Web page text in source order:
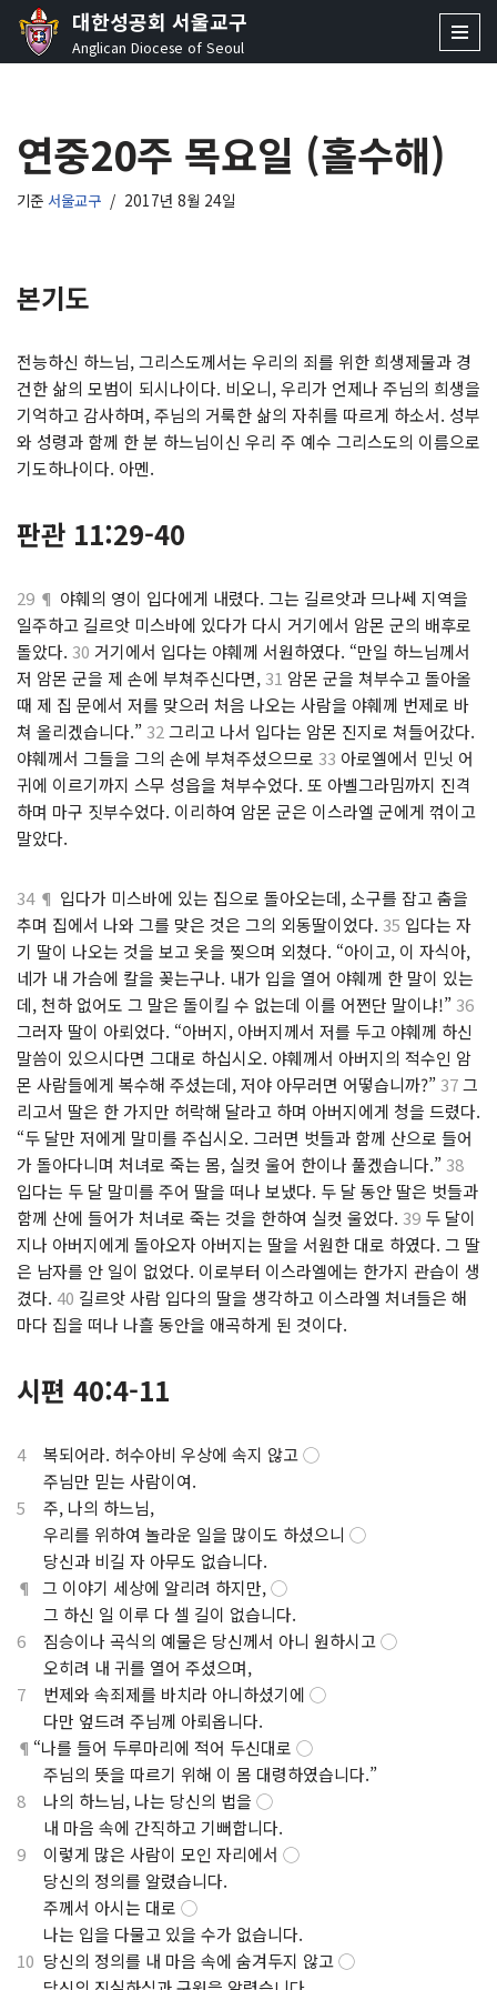
콘
로
건
너
대한성공회 서울교구
Anglican Diocese of Seoul
연중20주 목요일 (홀수해)
기준 서울교구 2017년 8월 24일
본기도
전능하신 하느님, 그리스도께서는 우리의 죄를 위한 희생제물과 경
건한 삶의 모범이 되시나이다. 비오니, 우리가 언제나 주님의 희생을
기억하고 감사하며, 주님의 거룩한 삶의 자취를 따르게 하소서. 성부
와 성령과 함께 한 분 하느님이신 우리 주 예수 그리스도의 이름으로
기도하나이다. 아멘.
판관 11:29-40
29 ¶ 야훼의 영이 입다에게 내렸다. 그는 길르앗과 므나쎄 지역을
일주하고 길르앗 미스바에 있다가 다시 거기에서 암몬 군의 배후로
돌았다. 30 거기에서 입다는 야훼께 서원하였다. “만일 하느님께서
저 암몬 군을 제 손에 부쳐주신다면,31 암몬 군을 쳐부수고 돌아올
때 제 집 문에서 저를 맞으러 처음 나오는 사람을 야훼께 번제로 바
쳐 올리겠습니다.”32 그리고 나서 입다는 암몬 진지로 쳐들어갔다.
야훼께서 그들을 그의 손에 부쳐주셨으므로 33 아로엘에서 민닛 어
귀에 이르기까지 스무 성읍을 쳐부수었다. 또 아벨그라밈까지 진격
하며 마구 짓부수었다. 이리하여 암몬 군은 이스라엘 군에게 꺾이고
말았다.
34 ¶ 입다가 미스바에 있는 집으로 돌아오는데, 소구를 잡고 춤을
추며 집에서 나와 그를 맞은 것은 그의 외동딸이었다. 35 입다는 자
기 딸이 나오는 것을 보고 옷을 찢으며 외쳤다. “아이고, 이 자식아,
네가 내 가슴에 칼을 꽂는구나. 내가 입을 열어 야훼께 한 말이 있는
데, 천하 없어도 그 말은 돌이킬 수 없는데 이를 어쩐단 말이냐!”36
그러자 딸이 아뢰었다. “아버지, 아버지께서 저를 두고 야훼께 하신
말씀이 있으시다면 그대로 하십시오. 야훼께서 아버지의 적수인 암
몬 사람들에게 복수해 주셨는데, 저야 아무러면 어떻습니까?”37그
리고서 딸은 한 가지만 허락해 달라고 하며 아버지에게 청을 드렸다.
“두 달만 저에게 말미를 주십시오. 그러면 벗들과 함께 산으로 들어
가 돌아다니며 처녀로 죽는 몸, 실컷 울어 한이나 풀겠습니다.”38
입다는 두 달 말미를 주어 딸을 떠나 보냈다. 두 달 동안 딸은 벗들과
함께 산에 들어가 처녀로 죽는 것을 한하여 실컷 울었다. 39 두 달이
지나 아버지에게 돌아오자 아버지는 딸을 서원한 대로 하였다. 그 딸
은 남자를 안 일이 없었다. 이로부터 이스라엘에는 한가지 관습이 생
겼다. 40 길르앗 사람 입다의 딸을 생각하고 이스라엘 처녀들은 해
마다 집을 떠나 나흘 동안을 애곡하게 된 것이다.
시편 40:4-11
4복되어라. 허수아비 우상에 속지 않고◯
주님만 믿는 사람이여.
5 주, 나의 하느님,
우리를 위하여 놀라운 일을 많이도 하셨으니 ◯
당신과 비길 자 아무도 없습니다.
¶ 그 이야기 세상에 알리려 하지만,◯
그 하신 일 이루 다 셀 길이 없습니다.
6 짐승이나 곡식의 예물은 당신께서 아니 원하시고◯
오히려 내 귀를 열어 주셨으며,
7 번제와 속죄제를 바치라 아니하셨기에 ◯
다만 엎드려 주님께 아뢰옵니다.
¶ “나를 들어 두루마리에 적어 두신대로 ◯
주님의 뜻을 따르기 위해 이 몸 대령하였습니다.”
8 나의 하느님, 나는 당신의 법을 ◯
내 마음 속에 간직하고 기뻐합니다.
9 이렇게 많은 사람이 모인 자리에서 ◯
당신의 정의를 알렸습니다.
주께서 아시는 대로 ◯
나는 입을 다물고 있을 수가 없습니다.
10 당신의 정의를 내 마음 속에 숨겨두지 않고◯